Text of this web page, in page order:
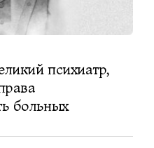
психиатр,
больных